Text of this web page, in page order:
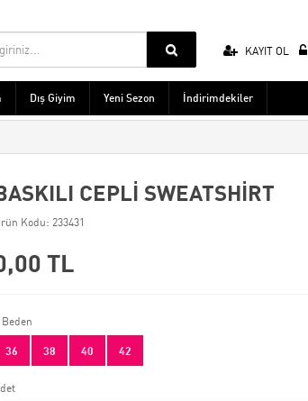
KAYIT OL
Dış Giyim Yeni Sezon İndirimdekiler
CEPLİ SWEATSHİRT
Kodu: 233431
TL
Beden
36 38 40 42